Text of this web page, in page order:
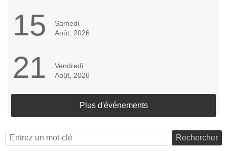
15
Samedi
Août, 2026
21
Vendredi
Août, 2026
Plus d'événements
Rechercher